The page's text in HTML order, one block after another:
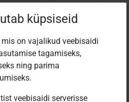
küpsiseid
on vajalikud veebisaidi
tagamiseks,
ning parima
veebisaidi serverisse